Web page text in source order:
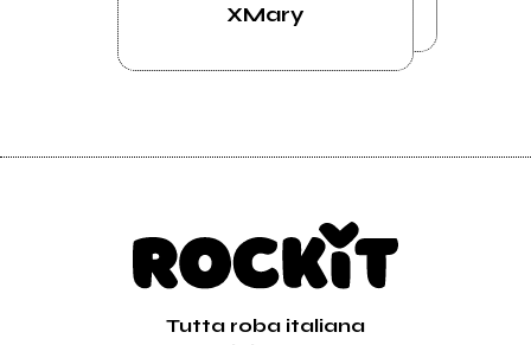
XMary
Tutta roba italiana